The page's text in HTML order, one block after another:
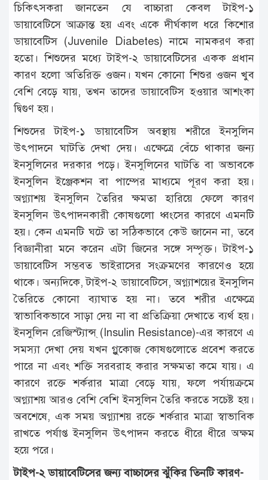
চিকিৎসকরা জানতেন যে বাচ্চারা কেবল টাইপ-১
ডায়াবেটিসে আক্রান্ত হয় এবং একে দীর্ঘকাল ধরে কিশোর
ডায়াবেটিস (Juvenile Diabetes) নামে নামকরণ করা
হতো। শিশুদের মধ্যে টাইপ-২ ডায়াবেটিসের একক প্রধান
কারণ হলো অতিরিক্ত ওজন। যখন কোনো শিশুর ওজন খুব
বেশি বেড়ে যায়, তখন তাদের ডায়াবেটিস হওয়ার আশংকা
দ্বিগুণ হয়।
শিশুদের টাইপ-১ ডায়াবেটিস অবস্থায় শরীরে ইনসুলিন
উৎপাদনে ঘাটতি দেখা দেয়। এক্ষেত্রে বেঁচে থাকার জন্য
ইনসুলিনের দরকার পড়ে। ইনসুলিনের ঘাটতি বা অভাবকে
ইনসুলিন ইঞ্জেকশন বা পাম্পের মাধ্যমে পূরণ করা হয়।
অগ্ন্যাশয় ইনসুলিন তৈরির ক্ষমতা হারিয়ে ফেলে কারণ
ইনসুলিন উৎপাদনকারী কোষগুলো ধ্বংসের কারণে এমনটি
হয়। কেন এমনটি ঘটে তা সঠিকভাবে কেউ জানেন না, তবে
বিজ্ঞানীরা মনে করেন এটা জিনের সঙ্গে সম্পৃক্ত। টাইপ-১
ডায়াবেটিস সম্ভবত ভাইরাসের সংক্রমণের কারণেও হয়ে
থাকে। অন্যদিকে, টাইপ-২ ডায়াবেটিসে, অগ্ন্যাশয়ের ইনসুলিন
তৈরিতে কোনো ব্যাঘাত হয় না। তবে শরীর এক্ষেত্রে
স্বাভাবিকভাবে সাড়া দেয় না বা প্রতিক্রিয়া দেখাতে ব্যর্থ হয়।
ইনসুলিন রেজিস্ট্যান্স্ (Insulin Resistance)-এর কারণে এ
সমস্যা দেখা দেয় যখন গ্লুকোজ কোষগুলোতে প্রবেশ করতে
পারে না এবং শক্তি সরবরাহ করার সক্ষমতা কমে যায়। এ
কারণে রক্তে শর্করার মাত্রা বেড়ে যায়, ফলে পর্যায়ক্রমে
অগ্ন্যাশয় আরও বেশি বেশি ইনসুলিন তৈরি করতে সচেষ্ট হয়।
অবশেষে, এক সময় অগ্ন্যাশয় রক্তে শর্করার মাত্রা স্বাভাবিক
রাখতে পর্যাপ্ত ইনসুলিন উৎপাদন করতে ধীরে ধীরে অক্ষম
হয়ে পরে।
টাইপ-২ ডায়াবেটিসের জন্য বাচ্চাদের ঝুঁকির তিনটি কারণ-